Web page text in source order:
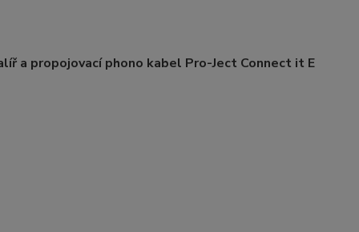
a propojovací phono kabel Pro-Ject Connect it E